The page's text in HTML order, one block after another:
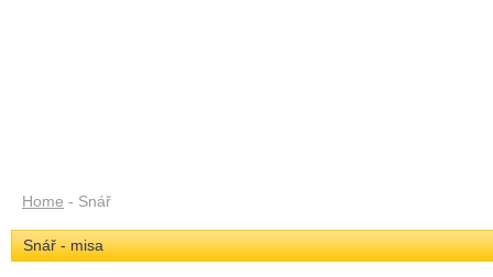
Home - Snář
Snář - misa